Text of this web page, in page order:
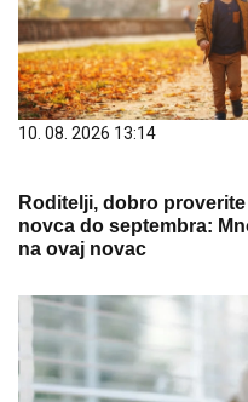
10. 08. 2026 13:14
Roditelji, dobro
novca do septembra:
na ovaj novac